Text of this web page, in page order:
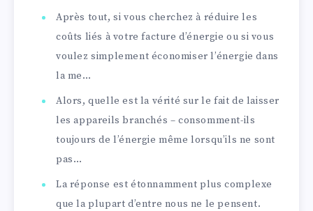
Après tout, si vous cherchez à réduire les
coûts liés à votre facture d’énergie ou si vous
voulez simplement économiser l’énergie dans
la me…
Alors, quelle est la vérité sur le fait de laisser
les appareils branchés – consomment-ils
toujours de l’énergie même lorsqu’ils ne sont
pas…
La réponse est étonnamment plus complexe
que la plupart d’entre nous ne le pensent.